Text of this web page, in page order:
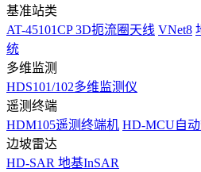
基准站类
AT-45101CP 3D扼流圈天线 VNet8
统
多维监测
HDS101/102多维监测仪
遥测终端
HDM105遥测终端机 HD-MCU自
边坡雷达
HD-SAR 地基InSAR